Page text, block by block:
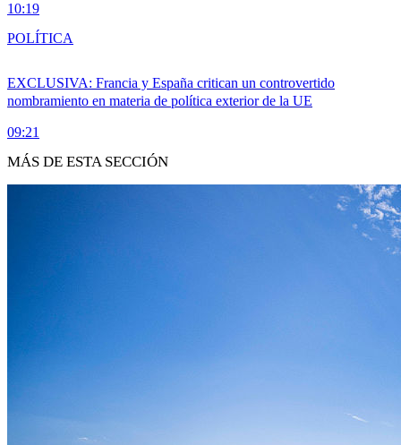
10:19
EXCLUSIVA: Francia y España critican un controvertido
nombramiento en materia de política exterior de la UE
09:21
POLÍTICA
MÁS DE ESTA SECCIÓN